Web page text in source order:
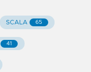
SCALA 65
41